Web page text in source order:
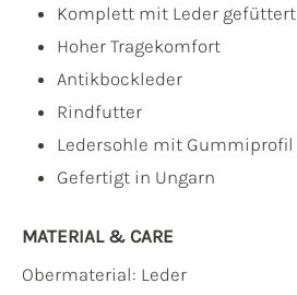
Komplett mit Leder gefüttert
Hoher Tragekomfort
Antikbockleder
Rindfutter
Ledersohle mit Gummiprofil
Gefertigt in Ungarn
MATERIAL & CARE
Obermaterial: Leder